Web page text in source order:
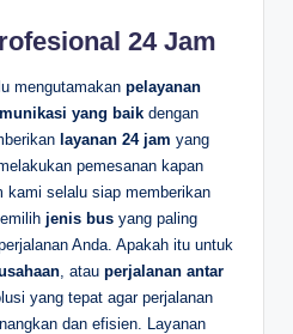
24 Jam
mengutamakan pelayanan
yang baik dengan
layanan 24 jam yang
pemesanan kapan
kami selalu siap memberikan
jenis bus yang paling
Anda. Apakah itu untuk
, atau perjalanan antar
yang tepat agar perjalanan
dan efisien. Layanan